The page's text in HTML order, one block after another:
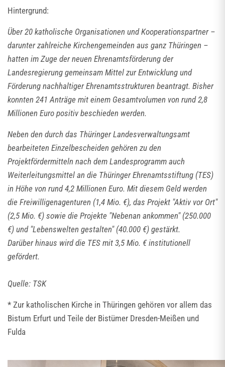
Hintergrund:
Über 20 katholische Organisationen und Kooperationspartner –
darunter zahlreiche Kirchengemeinden aus ganz Thüringen –
hatten im Zuge der neuen Ehrenamtsförderung der
Landesregierung gemeinsam Mittel zur Entwicklung und
Förderung nachhaltiger Ehrenamtsstrukturen beantragt. Bisher
konnten 241 Anträge mit einem Gesamtvolumen von rund 2,8
Millionen Euro positiv beschieden werden.
Neben den durch das Thüringer Landesverwaltungsamt
bearbeiteten Einzelbescheiden gehören zu den
Projektfördermitteln nach dem Landesprogramm auch
Weiterleitungsmittel an die Thüringer Ehrenamtsstiftung (TES)
in Höhe von rund 4,2 Millionen Euro. Mit diesem Geld werden
die Freiwilligenagenturen (1,4 Mio. €), das Projekt "Aktiv vor Ort"
(2,5 Mio. €) sowie die Projekte "Nebenan ankommen" (250.000
€) und "Lebenswelten gestalten" (40.000 €) gestärkt.
Darüber hinaus wird die TES mit 3,5 Mio. € institutionell
gefördert.
Quelle: TSK
* Zur katholischen Kirche in Thüringen gehören vor allem das
Bistum Erfurt und Teile der Bistümer Dresden-Meißen und
Fulda